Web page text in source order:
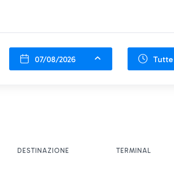
07/08/2026
DESTINAZIONE TERMINAL